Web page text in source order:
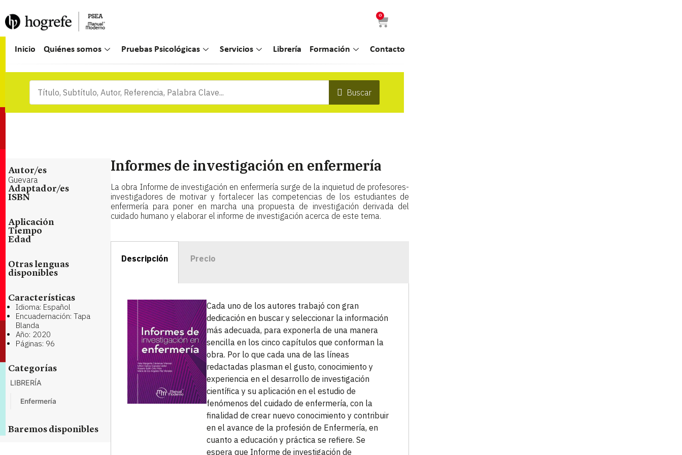
0
Inicio Quiénes somos Pruebas Psicológicas Servicios Librería Formación Contacto
Buscar
Autor/es
Guevara
Adaptador/es
ISBN
Aplicación
Tiempo
Edad
Otras lenguas
disponibles
Características
Idioma: Español
Encuadernación: Tapa
Blanda
Año: 2020
Páginas: 96
Categorías
LIBRERÍA
Enfermería
Baremos disponibles
Informes de investigación en enfermería
La obra Informe de investigación en enfermería surge de la inquietud de profesores-
investigadores de motivar y fortalecer las competencias de los estudiantes de
enfermería para poner en marcha una propuesta de investigación derivada del
cuidado humano y elaborar el informe de investigación acerca de este tema.
Descripción Precio
Cada uno de los autores trabajó con gran
dedicación en buscar y seleccionar la información
más adecuada, para exponerla de una manera
sencilla en los cinco capítulos que conforman la
obra. Por lo que cada una de las líneas
redactadas plasman el gusto, conocimiento y
experiencia en el desarrollo de investigación
científica y su aplicación en el estudio de
fenómenos del cuidado de enfermería, con la
finalidad de crear nuevo conocimiento y contribuir
en el avance de la profesión de Enfermería, en
cuanto a educación y práctica se refiere. Se
espera que Informe de investigación de